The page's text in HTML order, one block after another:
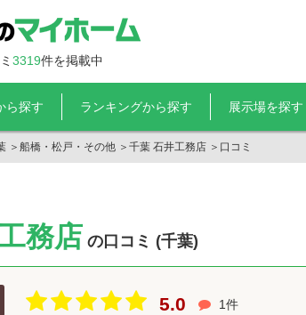
3319件を掲載中
ら探す ランキングから探す 展示場を探す
＞ 船橋・松戸・その他 ＞ 千葉 石井工務店 ＞ 口コミ
務店 の口コミ (千葉)
5.0 1件